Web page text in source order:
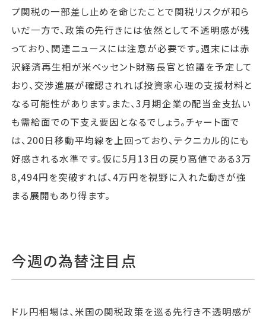
プ関税の一部差し止めを命じたことで関税リスクが和ら
いだ一方で、政策の先行きには依然として不透明感が残
っており、関連ニュースには注意が必要です。週末には赤
沢経済再生相が米ベッセント財務長官と協議を予定して
おり、交渉進展が確認されれば投資家心理の支援材料と
なる可能性があります。また、3月期企業の配当金支払い
も需給面での下支え要因となるでしょう。チャート面で
は、200日移動平均線を上回っており、テクニカル的にも
好感される水準です。仮に5月13日の戻り高値である3万
8,494円を突破すれば、4万円を視野に入れた動きが強
まる展開もあり得ます。
今週の為替注目点
ドル円相場は、米国の関税政策を巡る先行き不透明感が